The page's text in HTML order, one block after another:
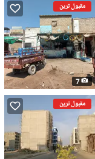
مقبول ترین
7
مقبول ترین